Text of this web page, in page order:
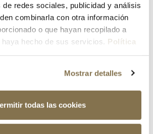
de redes sociales, publicidad y análisis
combinarla con otra información
o que hayan recopilado a
hecho de sus servicios. Política
Mostrar detalles
todas las cookies